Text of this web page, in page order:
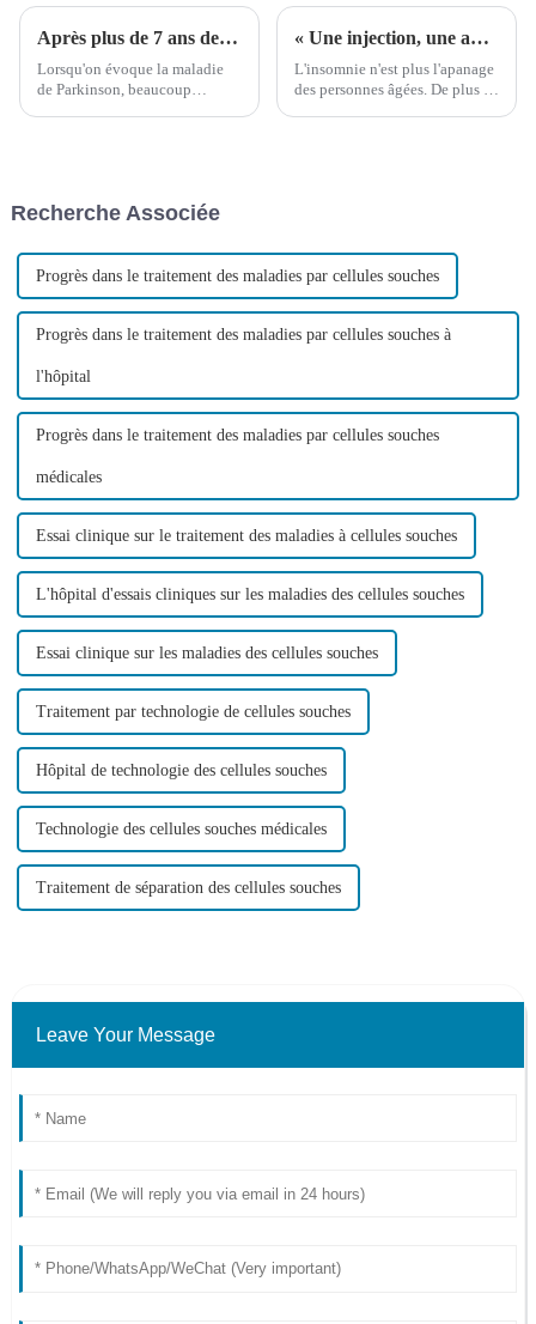
Après plus de 7 ans de traitement pour le syndrome de Parkinson, les tremblements et la raideur sont significativement réduits après une chirurgie robotique
Lorsqu'on évoque la maladie
de Parkinson, beaucoup
pas faire clairement la
« Une injection, une année de sommeil ; promet de sauver 300 millions de patients souffrant d'insomnie chronique. »
L'insomnie n'est plus l'apanage
des personnes âgées. De plus en
Recherche Associée
Progrès dans le traitement des maladies par cellules souches
Progrès dans le traitement des maladies par cellules souches à
l'hôpital
Progrès dans le traitement des maladies par cellules souches
médicales
Essai clinique sur le traitement des maladies à cellules souches
L'hôpital d'essais cliniques sur les maladies des cellules souches
Essai clinique sur les maladies des cellules souches
Traitement par technologie de cellules souches
Hôpital de technologie des cellules souches
Technologie des cellules souches médicales
Traitement de séparation des cellules souches
Leave Your Message